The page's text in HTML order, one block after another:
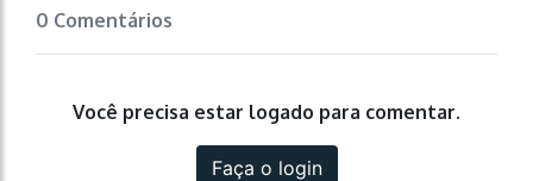
0 Comentários
Você precisa estar logado para comentar.
Faça o login